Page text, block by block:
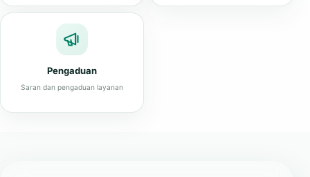
Pengaduan
Saran dan pengaduan layanan